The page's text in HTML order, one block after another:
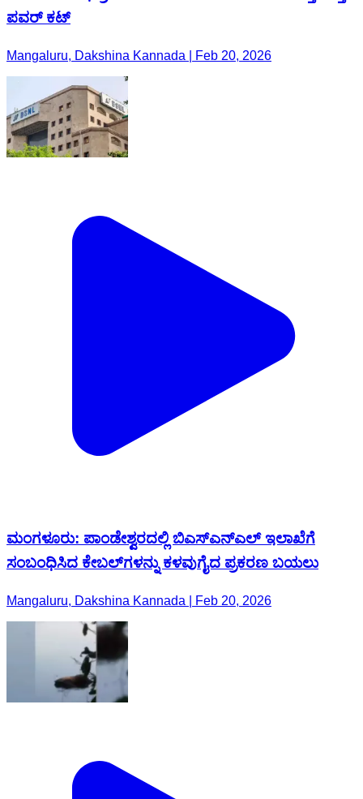
ಪವರ್ ಕಟ್
Mangaluru, Dakshina Kannada | Feb 20, 2026
ಮಂಗಳೂರು: ಪಾಂಡೇಶ್ವರದಲ್ಲಿ ಬಿಎಸ್‌ಎನ್‌ಎಲ್ ಇಲಾಖೆಗೆ
ಸಂಬಂಧಿಸಿದ ಕೇಬಲ್‌ಗಳನ್ನು ಕಳವುಗೈದ ಪ್ರಕರಣ ಬಯಲು
Mangaluru, Dakshina Kannada | Feb 20, 2026